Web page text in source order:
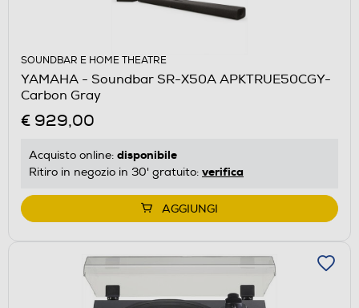
SOUNDBAR E HOME THEATRE
YAMAHA - Soundbar SR-X50A APKTRUE50CGY-
Carbon Gray
€ 929,00
Acquisto online: disponibile
Ritiro in negozio in 30' gratuito: verifica
AGGIUNGI